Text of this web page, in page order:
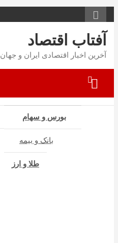
محتوا
برویدآفتاب اقتصاد
آخرین اخبار اقتصادی ایران و جهان
بورس و سهام
بانک و بیمه
طلا و ارز